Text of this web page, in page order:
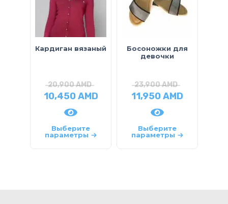
Кардиган вязаный
20,900AMD
10,450AMD
Выберите
параметры
Босоножки для
девочки
23,900AMD
11,950AMD
Выберите
параметры